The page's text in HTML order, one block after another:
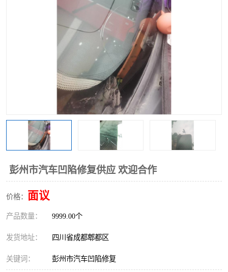
彭州市汽车凹陷修复供应 欢迎合作
价格： 面议
产品数量： 9999.00个
发货地址： 四川省成都郫都区
关键词： 彭州市汽车凹陷修复